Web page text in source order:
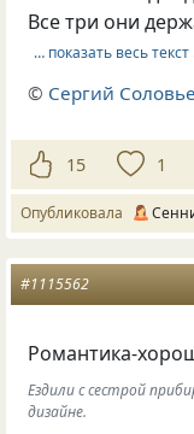
Все три они
… показать весь
© Сергий
15 1
Опубликовала
#1115562
Романтика-
Ездили с сестрой
дизайне.